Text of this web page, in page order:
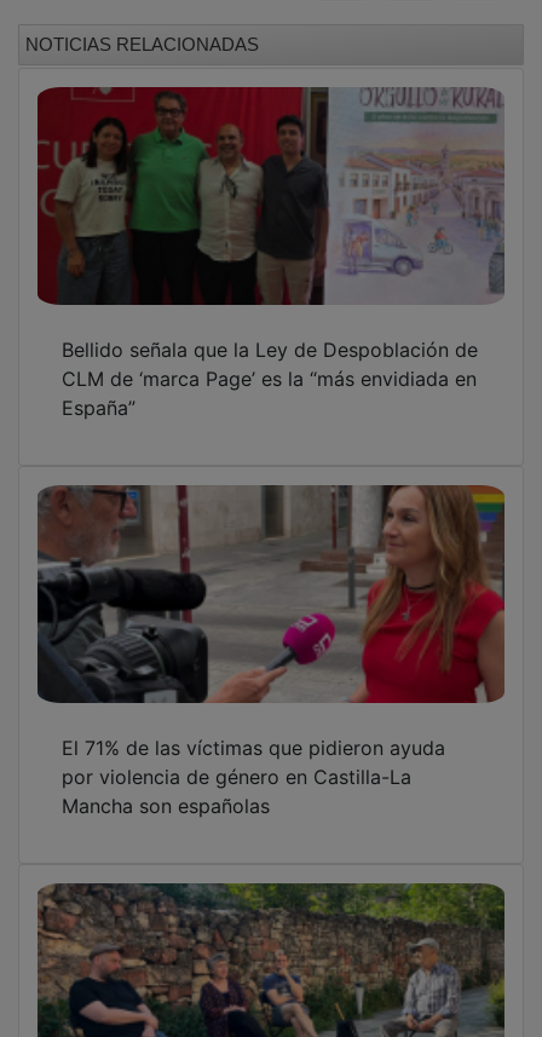
El 71% de las víctimas que pidieron ayuda
por violencia de género en Castilla-La
Mancha son españolas
Sigüenza acoge hasta el 10 de junio a ocho
narradores europeos en una residencia
artística sobre tradición oral
García-Page alerta sobre el alejamiento de